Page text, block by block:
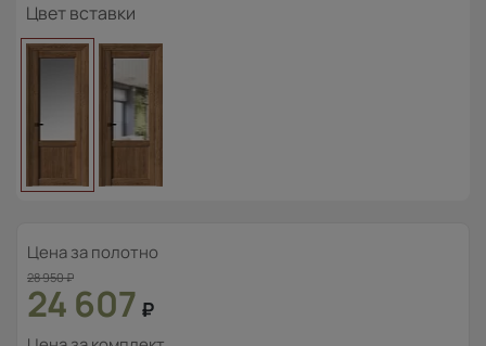
Цвет вставки
Цена за полотно
28 950₽
24 607 ₽